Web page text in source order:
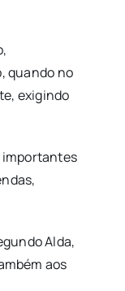
quando no
exigindo
importantes
Alda,
aos